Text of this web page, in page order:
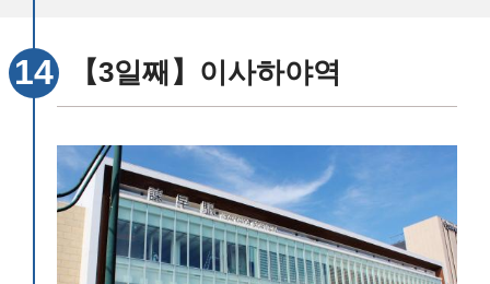
【3일째】이사하야역